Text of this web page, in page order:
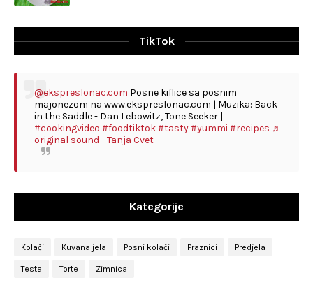
TikTok
@ekspreslonac.com Posne kiflice sa posnim
majonezom na www.ekspreslonac.com | Muzika: Back
in the Saddle - Dan Lebowitz, Tone Seeker |
#cookingvideo #foodtiktok#tasty#yummi #recipes ♬
original sound - Tanja Cvet
Kategorije
Kolači Kuvana jela Posni kolači Praznici Predjela
Testa Torte Zimnica